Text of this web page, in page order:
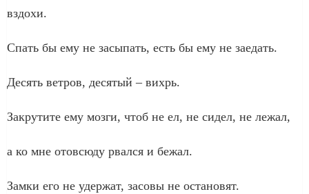
вздохи.
Спать бы ему не засыпать, есть бы ему не заедать.
Десять ветров, десятый – вихрь.
Закрутите ему мозги, чтоб не ел, не сидел, не лежал,
а ко мне отовсюду рвался и бежал.
Замки его не удержат, засовы не остановят.